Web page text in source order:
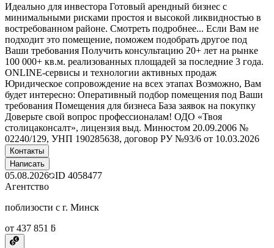
Идеально для инвестора Готовый арендный бизнес с
минимальными рисками простоя и высокой ликвидностью в
востребованном районе. Смотреть подробнее... Если Вам не
подходит это помещение, поможем подобрать другое под
Ваши требования Получить консультацию 20+ лет на рынке
100 000+ кв.м. реализованных площадей за последние 3 года.
ONLINE-сервисы и технологии активных продаж
Юридическое сопровождение на всех этапах Возможно, Вам
будет интересно: Оперативный подбор помещения под Ваши
требования Помещения для бизнеса База заявок на покупку
Доверьте свой вопрос профессионалам! ОДО «Твоя
столицаконсалт», лицензия выд. Минюстом 20.09.2006 №
02240/129, УНП 190285638, договор РУ №93/6 от 10.03.2026
Контакты
Написать
05.08.2026 ID 4058477
Агентство
поблизости с г. Минск
от 437 851 ƃ